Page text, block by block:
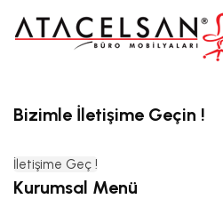
Bizimle İletişime Geçin !
İletişime Geç !
Kurumsal Menü